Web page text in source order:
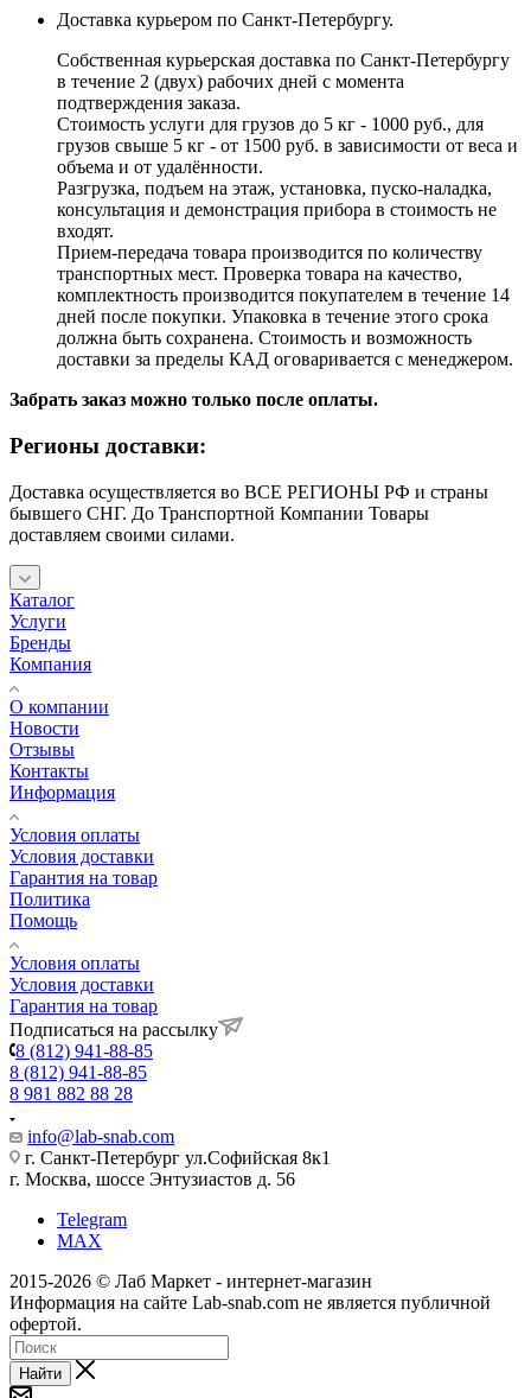
Доставка курьером по Санкт-Петербургу.
Собственная курьерская доставка по Санкт-Петербургу
в течение 2 (двух) рабочих дней с момента
подтверждения заказа.
Стоимость услуги для грузов до 5 кг - 1000 руб., для
грузов свыше 5 кг - от 1500 руб. в зависимости от веса и
объема и от удалённости.
Разгрузка, подъем на этаж, установка, пуско-наладка,
консультация и демонстрация прибора в стоимость не
входят.
Прием-передача товара производится по количеству
транспортных мест. Проверка товара на качество,
комплектность производится покупателем в течение 14
дней после покупки. Упаковка в течение этого срока
должна быть сохранена. Стоимость и возможность
доставки за пределы КАД оговаривается с менеджером.
Забрать заказ можно только после оплаты.
Регионы доставки:
Доставка осуществляется во ВСЕ РЕГИОНЫ РФ и страны
бывшего СНГ. До Транспортной Компании Товары
доставляем своими силами.
Каталог
Услуги
Бренды
Компания
О компании
Новости
Отзывы
Контакты
Информация
Условия оплаты
Условия доставки
Гарантия на товар
Политика
Помощь
Условия оплаты
Условия доставки
Гарантия на товар
Подписаться на рассылку
8 (812) 941-88-85
8 (812) 941-88-85
8 981 882 88 28
info@lab-snab.com
г. Санкт-Петербург ул.Софийская 8к1
г. Москва, шоссе Энтузиастов д. 56
Telegram
MAX
2015-2026 © Лаб Маркет - интернет-магазин
Информация на сайте Lab-snab.com не является публичной
офертой.
Найти